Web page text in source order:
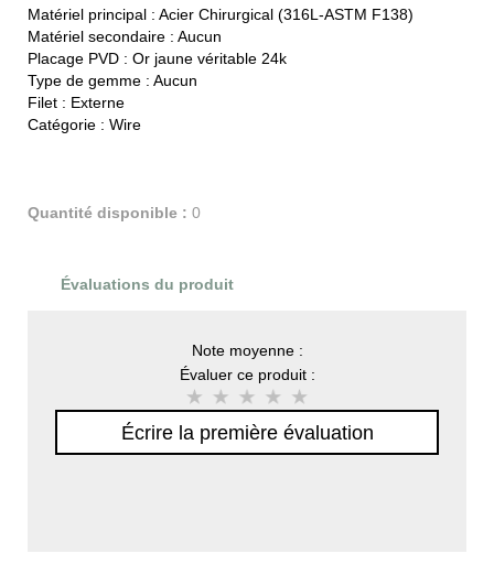
Matériel principal : Acier Chirurgical (316L-ASTM F138)
Matériel secondaire : Aucun
Placage PVD : Or jaune véritable 24k
Type de gemme : Aucun
Filet : Externe
Catégorie : Wire
Quantité disponible : 0
Évaluations du produit
Note moyenne :
Évaluer ce produit :
Écrire la première évaluation